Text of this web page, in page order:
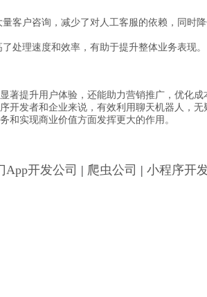
客户咨询，减少了对人工客服的依赖，同时降
处理速度和效率，有助于提升整体业务表现。
著提升用户体验，还能助力营销推广，优化
开发者和企业来说，有效利用聊天机器人，
和实现商业价值方面发挥更大的作用。
App开发公司 | 爬虫公司 | 小程序开